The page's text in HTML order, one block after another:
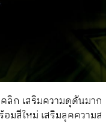
ลิก เสริมความดุดันมาก
มสีใหม่ เสริมลุคความส